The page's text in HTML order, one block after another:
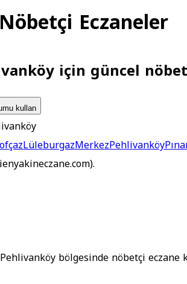
Eczaneler
için güncel
kullan
LüleburgazMerkezPehlivanköy
bölgesinde nöbetçi eczane